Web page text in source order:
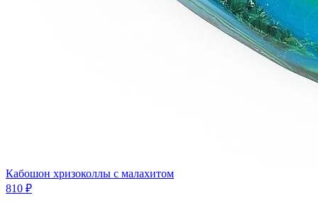
Кабошон хризоколлы с малахитом
810 ₽